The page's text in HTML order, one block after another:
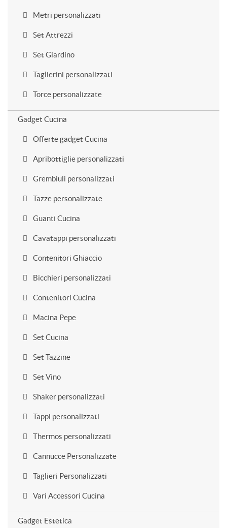
Metri personalizzati
Set Attrezzi
Set Giardino
Taglierini personalizzati
Torce personalizzate
Gadget Cucina
Offerte gadget Cucina
Apribottiglie personalizzati
Grembiuli personalizzati
Tazze personalizzate
Guanti Cucina
Cavatappi personalizzati
Contenitori Ghiaccio
Bicchieri personalizzati
Contenitori Cucina
Macina Pepe
Set Cucina
Set Tazzine
Set Vino
Shaker personalizzati
Tappi personalizzati
Thermos personalizzati
Cannucce Personalizzate
Taglieri Personalizzati
Vari Accessori Cucina
Gadget Estetica